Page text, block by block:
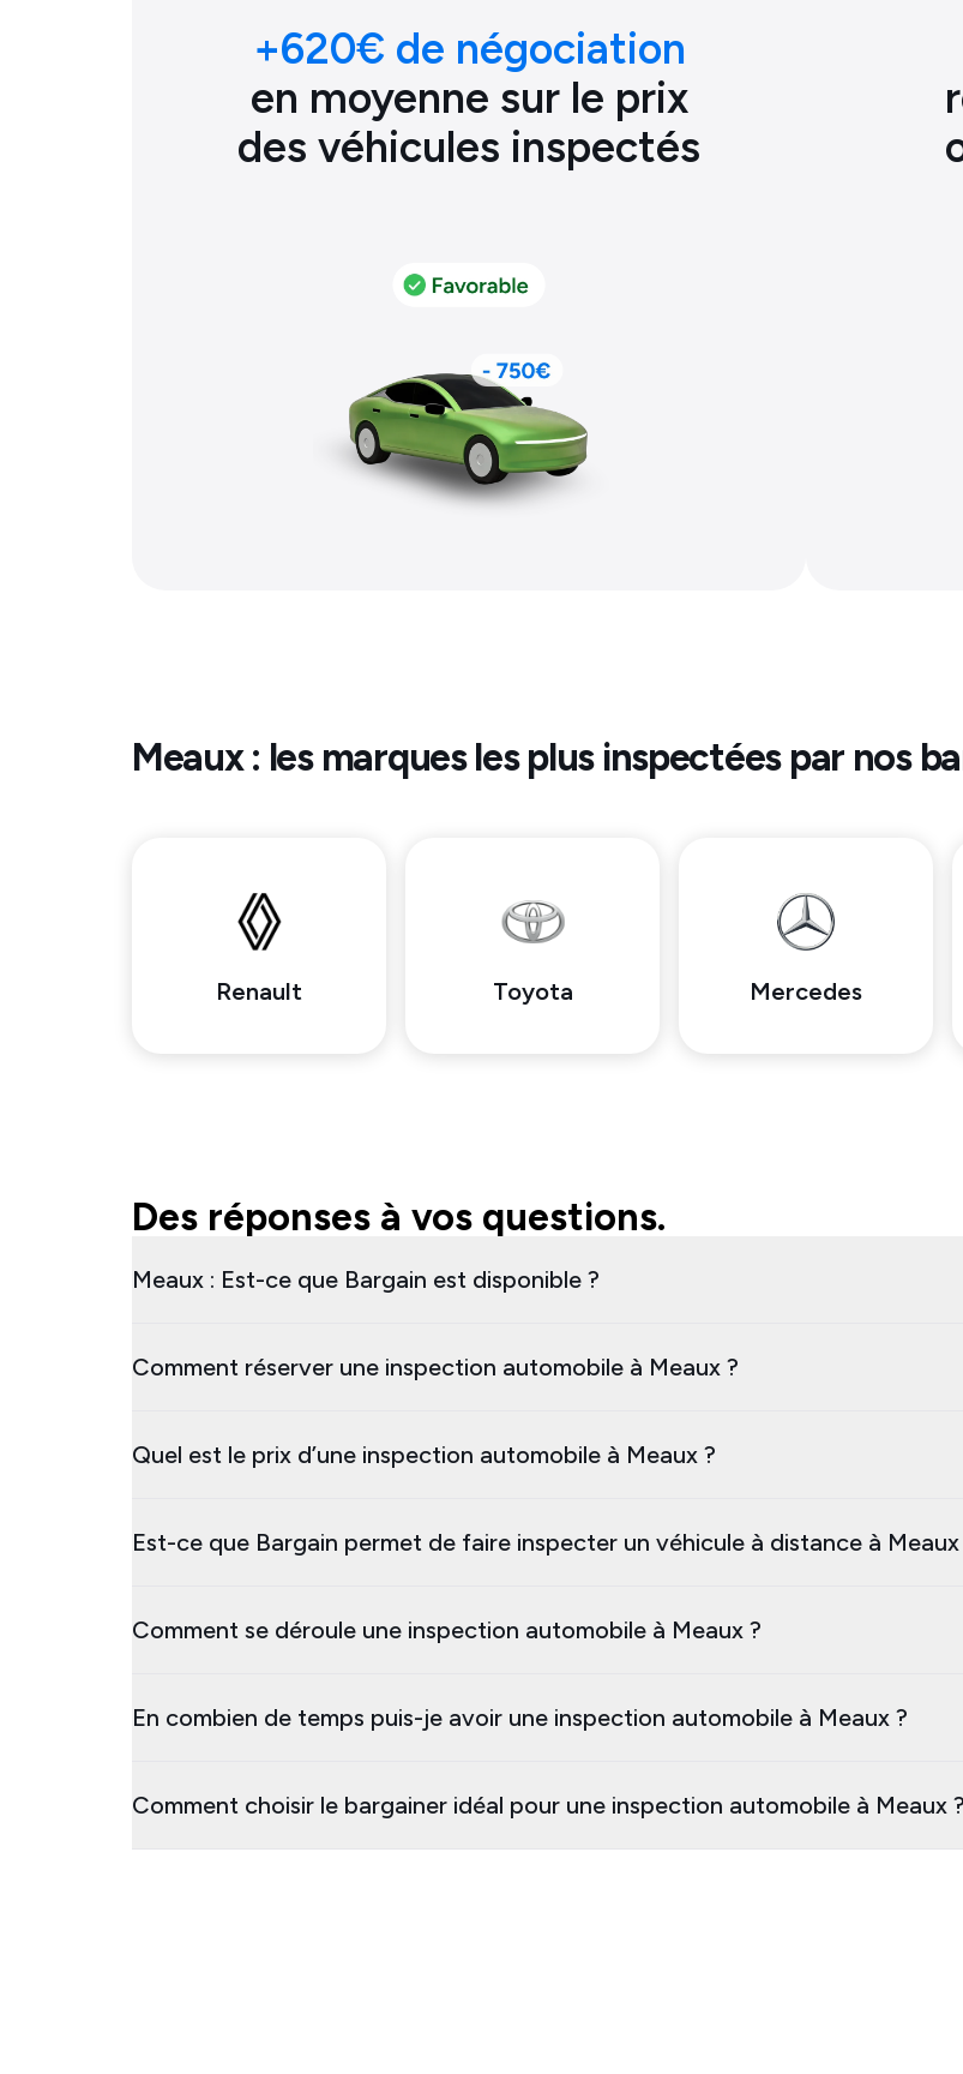
+620€ de négociation
en moyenne sur le prix
des véhicules inspectés
Meaux: les marques les plus inspectées par nos
Renault Toyota Mercedes
Des réponses à vos questions.
Meaux : Est-ce que Bargain est disponible ?
Comment réserver une inspection automobile à Meaux ?
Quel est le prix d’une inspection automobile à Meaux ?
Est-ce que Bargain permet de faire inspecter un véhicule à distance à Meaux
Comment se déroule une inspection automobile à Meaux ?
En combien de temps puis-je avoir une inspection automobile à Meaux ?
Comment choisir le bargainer idéal pour une inspection automobile à Meaux ?